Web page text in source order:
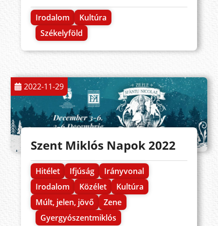
Irodalom
Kultúra
Székelyföld
2022-11-29
Szent Miklós Napok 2022
Hitélet Ifjúság
Irányvonal
Irodalom
Közélet
Kultúra
Múlt, jelen, jövő
Zene
Gyergyószentmiklós